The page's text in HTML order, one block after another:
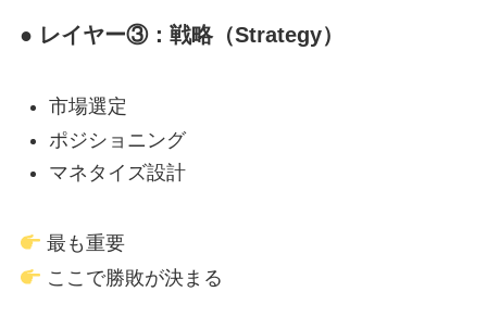
● レイヤー③：戦略（Strategy）
市場選定
ポジショニング
マネタイズ設計
最も重要
ここで勝敗が決まる